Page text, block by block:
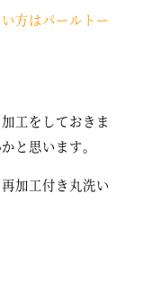
方はパールトー
工をしておきま
と思います。
加工付き丸洗い